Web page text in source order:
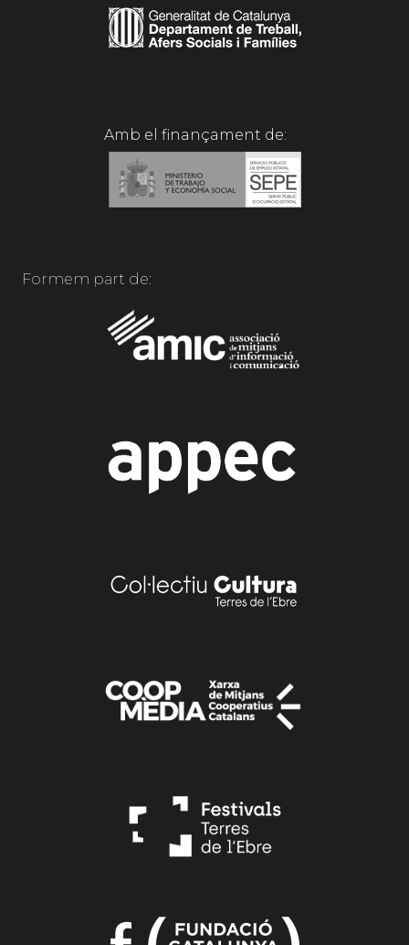
Amb el finançament de:
Formem part de: